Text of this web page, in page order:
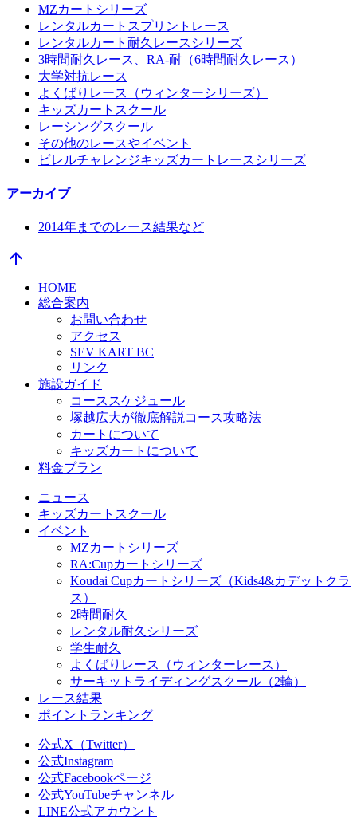
MZカートシリーズ
レンタルカートスプリントレース
レンタルカート耐久レースシリーズ
3時間耐久レース、RA-耐（6時間耐久レース）
大学対抗レース
よくばりレース（ウィンターシリーズ）
キッズカートスクール
レーシングスクール
その他のレースやイベント
ビレルチャレンジキッズカートレースシリーズ
アーカイブ
2014年までのレース結果など
arrow_upward
HOME
総合案内
お問い合わせ
アクセス
SEV KART BC
リンク
施設ガイド
コーススケジュール
塚越広大が徹底解説コース攻略法
カートについて
キッズカートについて
料金プラン
ニュース
キッズカートスクール
イベント
MZカートシリーズ
RA:Cupカートシリーズ
Koudai Cupカートシリーズ（Kids4&カデットクラ
ス）
2時間耐久
レンタル耐久シリーズ
学生耐久
よくばりレース（ウィンターレース）
サーキットライディングスクール（2輪）
レース結果
ポイントランキング
公式X（Twitter）
公式Instagram
公式Facebookページ
公式YouTubeチャンネル
LINE公式アカウント